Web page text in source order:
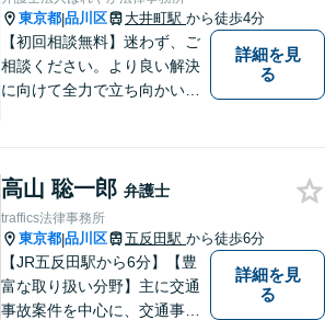
東京都|品川区 大井町駅 から徒歩4分
【初回相談無料】迷わず、ご
相談ください。より良い解決
に向けて全力で立ち向かいま
詳細を見
る
高山 聡一郎 弁護士
traffics法律事務所
東京都|品川区 五反田駅 から徒歩6分
【JR五反田駅から6分】【豊
富な取り扱い分野】主に交通
事故案件を中心に、交通事故
詳細を見
る